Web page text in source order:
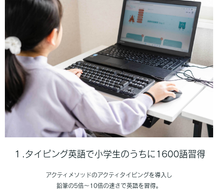
１.タイピング英語で小学生のうちに1600語習得
アクティメソッドのアクティタイピングを導入し
鉛筆の5倍〜10倍の速さで英語を習得。